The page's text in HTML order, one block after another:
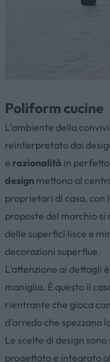
Poliform cucine
L’ambiente della
reinterpretato dai
e razionalità in
designmettono al
proprietari di casa, con
proposte del marchio si
delle superfici lisce e
decorazioni superflue.
L’attenzione ai dettagli
maniglia. È questo il
rientrante che gioca
d’arredo che
Le scelte di design
progettato e integrato